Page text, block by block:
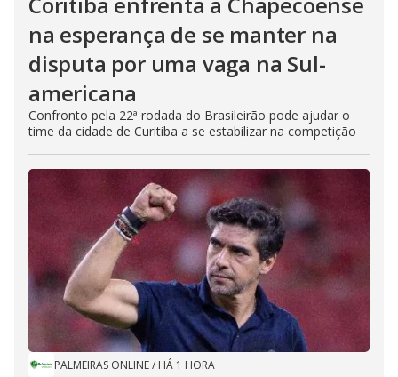
na esperança de se manter na
disputa por uma vaga na Sul-
americana
Confronto pela 22ª rodada do Brasileirão pode ajudar o
time da cidade de Curitiba a se estabilizar na competição
PALMEIRAS ONLINE/ HÁ 1 HORA